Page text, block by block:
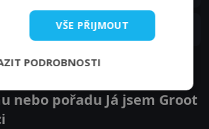
06. 09. 2023
nebo pořadu Já jsem Groot
VŠE PŘIJMOUT
PODROBNOSTI